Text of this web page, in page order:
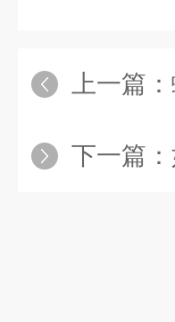
上一篇：
下一篇：